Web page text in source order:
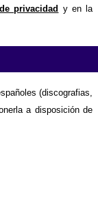
privacidad y en la
(discografias,
a disposición de